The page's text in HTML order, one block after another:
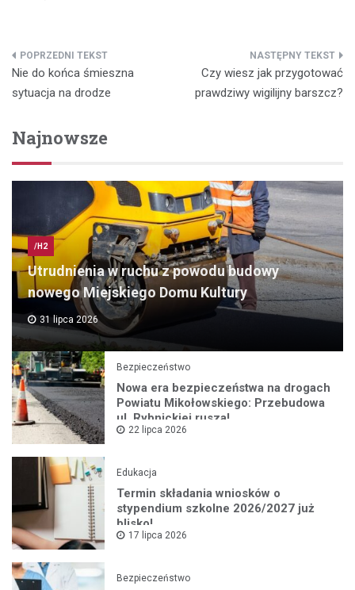
Nawigacja
wpisu
Nie do końca śmieszna
sytuacja na drodze
Czy wiesz jak przygotować
prawdziwy wigilijny barszcz?
Najnowsze
/H2
Utrudnienia w ruchu z powodu budowy
nowego Miejskiego Domu Kultury
31 lipca 2026
Bezpieczeństwo
Nowa era bezpieczeństwa na drogach
Powiatu Mikołowskiego: Przebudowa
ul. Rybnickiej rusza!
22 lipca 2026
Edukacja
Termin składania wniosków o
stypendium szkolne 2026/2027 już
blisko!
17 lipca 2026
Bezpieczeństwo